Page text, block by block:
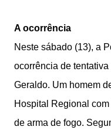
A ocorrência
Neste sábado (13), a
ocorrência de
Geraldo. Um homem
Hospital Regional
de arma de fogo.